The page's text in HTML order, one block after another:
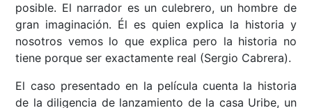
posible. El narrador es un culebrero, un hombre de
gran imaginación. Él es quien explica la historia y
nosotros vemos lo que explica pero la historia no
tiene porque ser exactamente real (Sergio Cabrera).
El caso presentado en la película cuenta la historia
de la diligencia de lanzamiento de la casa Uribe, un